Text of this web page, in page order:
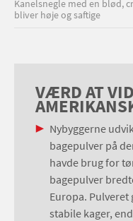
Kanelsnegle med en blød,
bliver høje og saftige
VÆRD AT
Nybyggerne
bagepulver på
havde brug for
bagepulver
Europa.
stabile kager,